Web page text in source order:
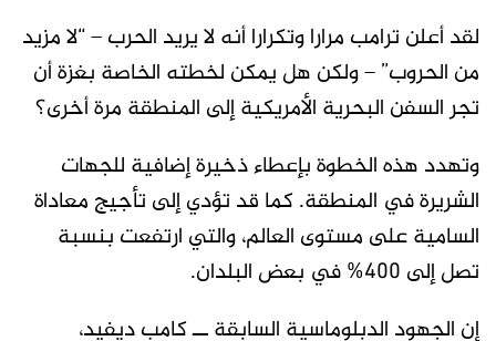
لقد أعلن ترامب مرارا وتكرارا أنه لا يريد الحرب – “لا مزيد
من الحروب” – ولكن هل يمكن لخطته الخاصة بغزة أن
تجر السفن البحرية الأمريكية إلى المنطقة مرة أخرى؟
وتهدد هذه الخطوة بإعطاء ذخيرة إضافية للجهات
الشريرة في المنطقة. كما قد تؤدي إلى تأجيج معاداة
السامية على مستوى العالم، والتي ارتفعت بنسبة
تصل إلى 400% في بعض البلدان.
إن الجهود الدبلوماسية السابقة ــ كامب ديفيد،